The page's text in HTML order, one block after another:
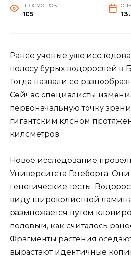
ПРОСМОТРОВ
105
Ранее ученые уже
полосу бурых водорослей в
Тогда назвали ее
Сейчас специалисты
первоначальную точку
гигантским клоном
километров.
Новое исследование
Университета Гетеборга.
генетические тесты.
виду широколистной
размножается путем
половым, как считалось
Фрагменты растения
вырастают идентичные